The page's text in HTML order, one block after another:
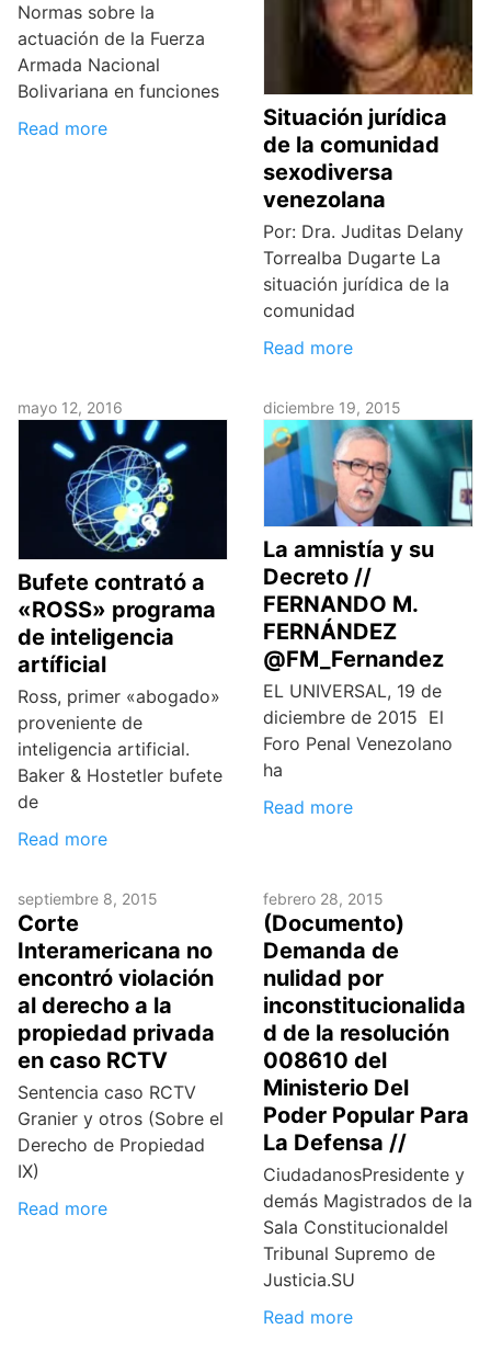
Normas sobre la
actuación de la Fuerza
Armada Nacional
Bolivariana en funciones
Read more
Situación jurídica
de la comunidad
sexodiversa
venezolana
Por: Dra. Juditas Delany
Torrealba Dugarte La
situación jurídica de la
comunidad
Read more
mayo 12, 2016
Bufete contrató a
«ROSS» programa
de inteligencia
artíficial
Ross, primer «abogado»
proveniente de
inteligencia artificial.
Baker & Hostetler bufete
de
Read more
diciembre 19, 2015
La amnistía y su
Decreto //
FERNANDO M.
FERNÁNDEZ
@FM_Fernandez
EL UNIVERSAL, 19 de
diciembre de 2015 El
Foro Penal Venezolano
ha
Read more
septiembre 8, 2015
Corte
Interamericana no
encontró violación
al derecho a la
propiedad privada
en caso RCTV
Sentencia caso RCTV
Granier y otros (Sobre el
Derecho de Propiedad
IX)
Read more
febrero 28, 2015
(Documento)
Demanda de
nulidad por
inconstitucionalida
d de la resolución
008610 del
Ministerio Del
Poder Popular Para
La Defensa //
CiudadanosPresidente y
demás Magistrados de la
Sala Constitucionaldel
Tribunal Supremo de
Justicia.SU
Read more